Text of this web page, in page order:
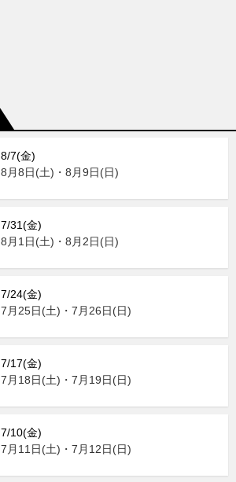
8/7(金)
8月8日(土)・8月9日(日)
7/31(金)
8月1日(土)・8月2日(日)
7/24(金)
7月25日(土)・7月26日(日)
7/17(金)
7月18日(土)・7月19日(日)
7/10(金)
7月11日(土)・7月12日(日)